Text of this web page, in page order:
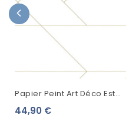
Papier Peint Art Déco Esta
Home Lignes Graphiques
44,90 €